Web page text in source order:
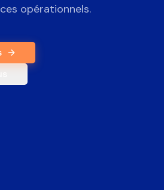
opérationnels.